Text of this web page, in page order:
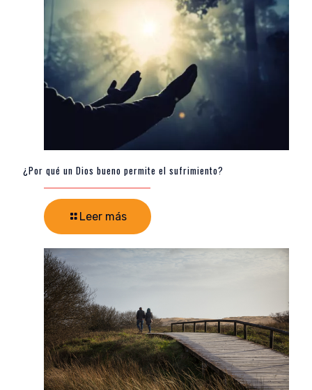
¿Por qué un Dios bueno permite el sufrimiento?
Leer más